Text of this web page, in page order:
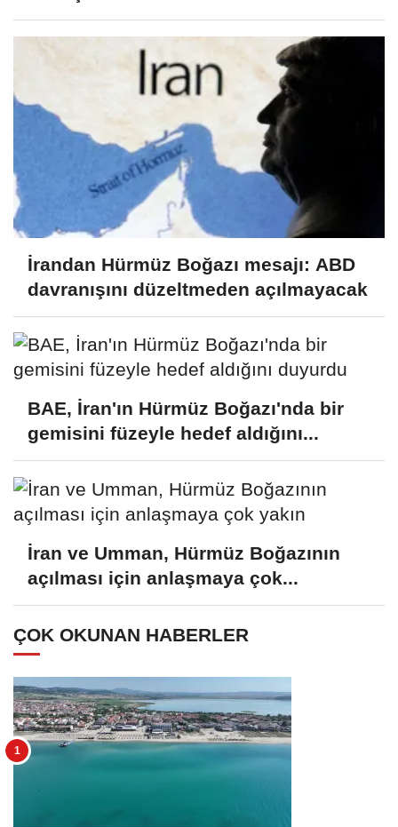
İrandan Hürmüz Boğazı mesajı: ABD
davranışını düzeltmeden açılmayacak
BAE, İran'ın Hürmüz Boğazı'nda bir
gemisini füzeyle hedef aldığını...
İran ve Umman, Hürmüz Boğazının
açılması için anlaşmaya çok...
ÇOK OKUNAN HABERLER